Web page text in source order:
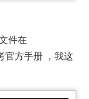
件在
官方手册 ，我这